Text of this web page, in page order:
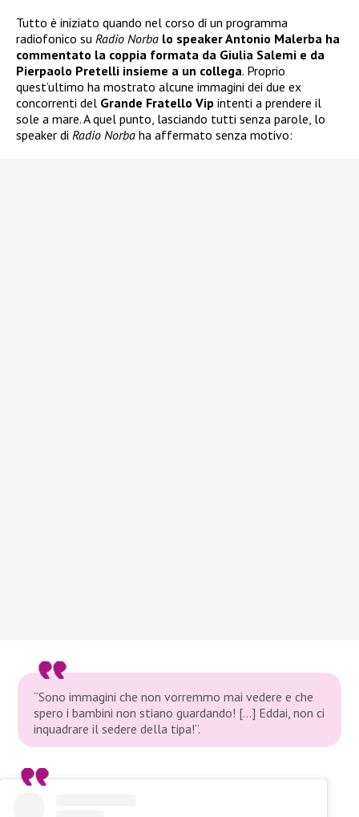
Tutto è iniziato quando nel corso di un programma
radiofonico su Radio Norba lo speaker Antonio Malerba ha
commentato la coppia formata da Giulia Salemi e da
Pierpaolo Pretelli insieme a un collega. Proprio
quest’ultimo ha mostrato alcune immagini dei due ex
concorrenti del Grande Fratello Vip intenti a prendere il
sole a mare. A quel punto, lasciando tutti senza parole, lo
speaker di Radio Norba ha affermato senza motivo:
“Sono immagini che non vorremmo mai vedere e che
spero i bambini non stiano guardando! […] Eddai, non ci
inquadrare il sedere della tipa!”.